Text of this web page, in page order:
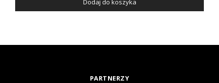
Dodaj do koszyka
PARTNERZY